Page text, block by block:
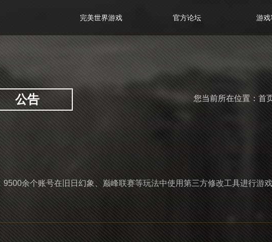
游戏
官方论坛
完美世界游戏
您当前所在位置：首
公告
余个账号在旧日幻象、巅峰联赛等玩法中使用第三方修改工具进行游